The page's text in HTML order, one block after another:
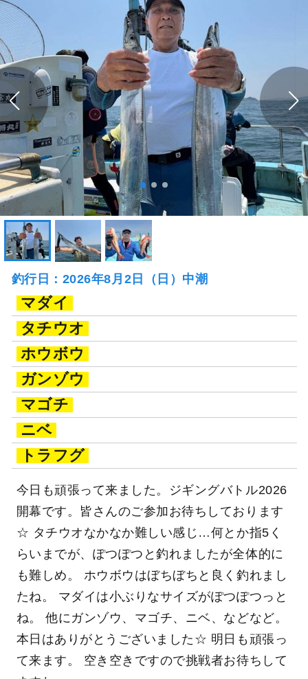
釣行日：2026年8月2日（日）中潮
マダイ
タチウオ
ホウボウ
ガンゾウ
マゴチ
ニベ
トラフグ
今日も頑張って来ました。ジギングバトル2026
開幕です。皆さんのご参加お待ちしております
☆ タチウオなかなか難しい感じ…何とか指5く
らいまでが、ぽつぽつと釣れましたが全体的に
も難しめ。 ホウボウはぼちぼちと良く釣れまし
たね。 マダイは小ぶりなサイズがぽつぽつっと
ね。 他にガンゾウ、マゴチ、ニベ、などなど。
本日はありがとうございました☆ 明日も頑張っ
て来ます。 空き空きですので挑戦者お待ちして